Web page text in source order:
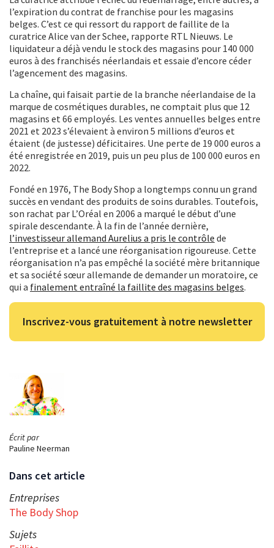
Écrit par
Pauline Neerman
Dans cet article
Entreprises
The Body Shop
Sujets
l’expiration du contrat de franchise pour les magasins
belges. C’est ce qui ressort du rapport de faillite de la
curatrice Alice van der Schee, rapporte RTL Nieuws. Le
liquidateur a déjà vendu le stock des magasins pour 140 000
euros à des franchisés néerlandais et essaie d’encore céder
l’agencement des magasins.
La chaîne, qui faisait partie de la branche néerlandaise de la
marque de cosmétiques durables, ne comptait plus que 12
magasins et 66 employés. Les ventes annuelles belges entre
2021 et 2023 s’élevaient à environ 5 millions d’euros et
étaient (de justesse) déficitaires. Une perte de 19 000 euros a
été enregistrée en 2019, puis un peu plus de 100 000 euros en
2022.
Fondé en 1976, The Body Shop a longtemps connu un grand
succès en vendant des produits de soins durables. Toutefois,
son rachat par L’Oréal en 2006 a marqué le début d’une
spirale descendante. À la fin de l’année dernière,
l’investisseur allemand Aurelius a pris le contrôle de
l’entreprise et a lancé une réorganisation rigoureuse. Cette
réorganisation n’a pas empêché la société mère britannique
et sa société sœur allemande de demander un moratoire, ce
qui a finalement entraîné la faillite des magasins belges.
Inscrivez-vous gratuitement à notre newsletter